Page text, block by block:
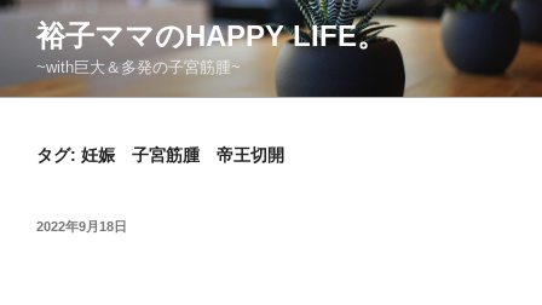
コ
ン
裕子ママのHAPPY LIFE。
~with巨大＆多発の子宮筋腫~
タグ: 妊娠 子宮筋腫 帝王切開
投
2022年9月18日